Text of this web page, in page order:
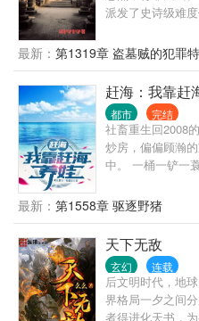
派发了史诗级难
人生。
最新： 第1319章 盗墓贼的犯罪
赶海：我靠赶
都市 完结
社畜重生回2008
炒房，偏偏顾瀚
中。 一桶一铲一
最新： 第1558章 驱逐野猪
天下无敌
玄幻 连载
后文明时代，地
界格局一夕之间
者得进化天书，